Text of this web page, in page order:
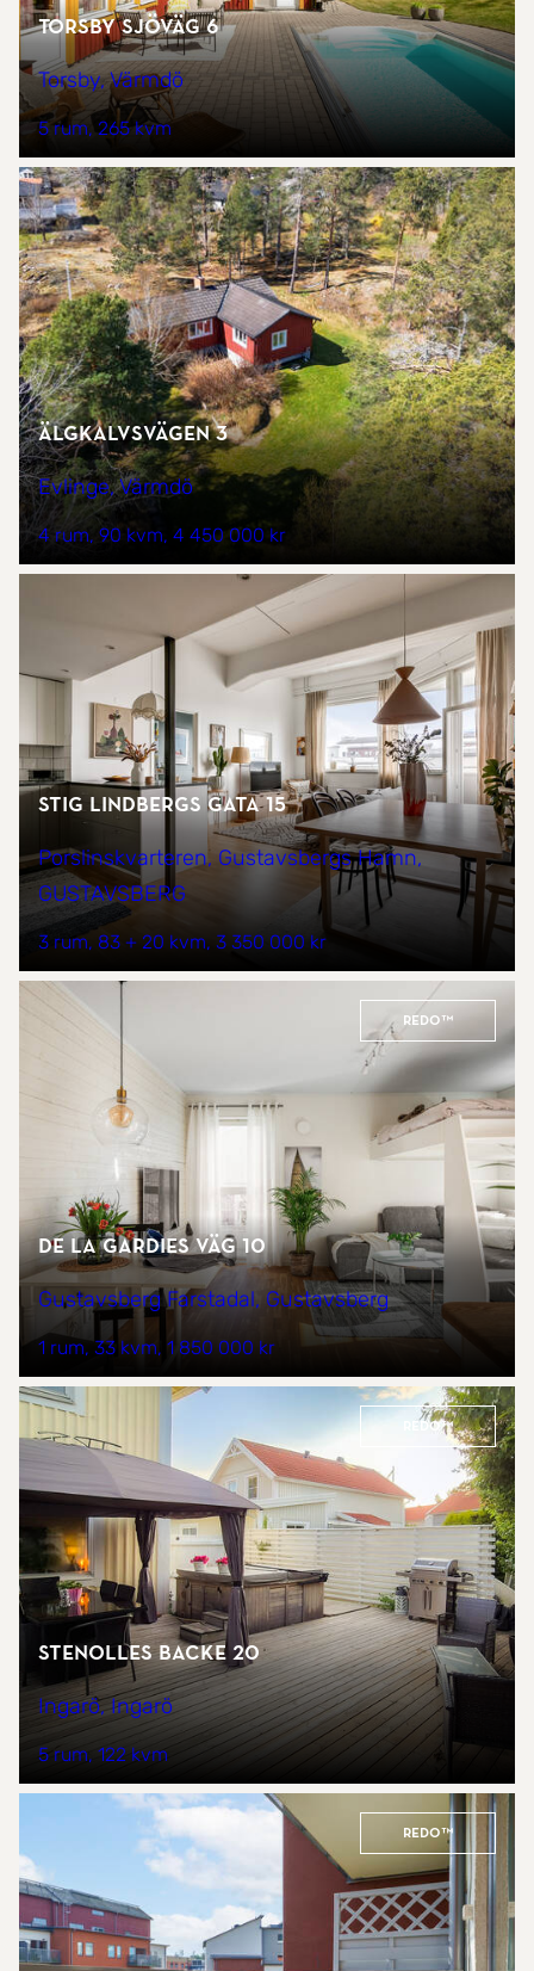
Torsby sjöväg 6
Torsby, Värmdö
5 rum 265 kvm
Älgkalvsvägen 3
Evlinge, Värmdö
4 rum 90 kvm 4 450 000 kr
Stig Lindbergs gata 15
Porslinskvarteren, Gustavsbergs Hamn,
GUSTAVSBERG
3 rum 83 + 20 kvm 3 350 000 kr
REDO™
De la Gardies väg 10
Gustavsberg Farstadal, Gustavsberg
1 rum 33 kvm 1 850 000 kr
REDO™
Stenolles backe 20
Ingarö, Ingarö
5 rum 122 kvm
REDO™